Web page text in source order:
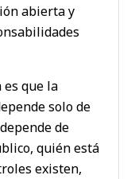
abierta y
es que la
solo de
de
quién está
existen,